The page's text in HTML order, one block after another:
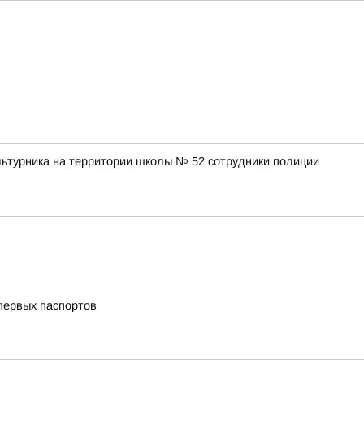
на территории школы № 52 сотрудники полиции
паспортов